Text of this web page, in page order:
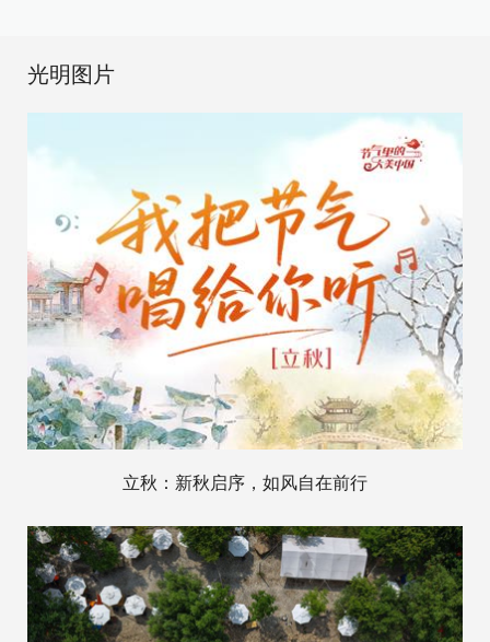
光明图片
立秋：新秋启序，如风自在前行